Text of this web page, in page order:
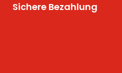
Sichere Bezahlung